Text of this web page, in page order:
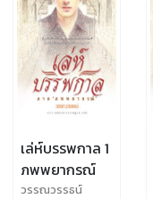
เล่ห์บรรพกาล 1
ภพพยากรณ์
วรรณวรรธน์